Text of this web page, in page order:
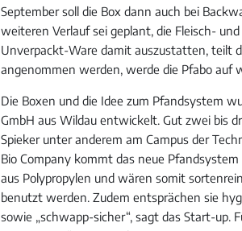
September soll die Box dann auch bei
weiteren Verlauf sei geplant, die Fleisch-
Unverpackt-Ware damit auszustatten, teilt
angenommen werden, werde die Pfabo auf
Die Boxen und die Idee zum Pfandsystem
GmbH aus Wildau entwickelt. Gut zwei bis
Spieker unter anderem am Campus der
Bio Company kommt das neue
aus Polypropylen und wären somit
benutzt werden. Zudem entsprächen sie
sowie „schwapp-sicher“, sagt das Start-up.